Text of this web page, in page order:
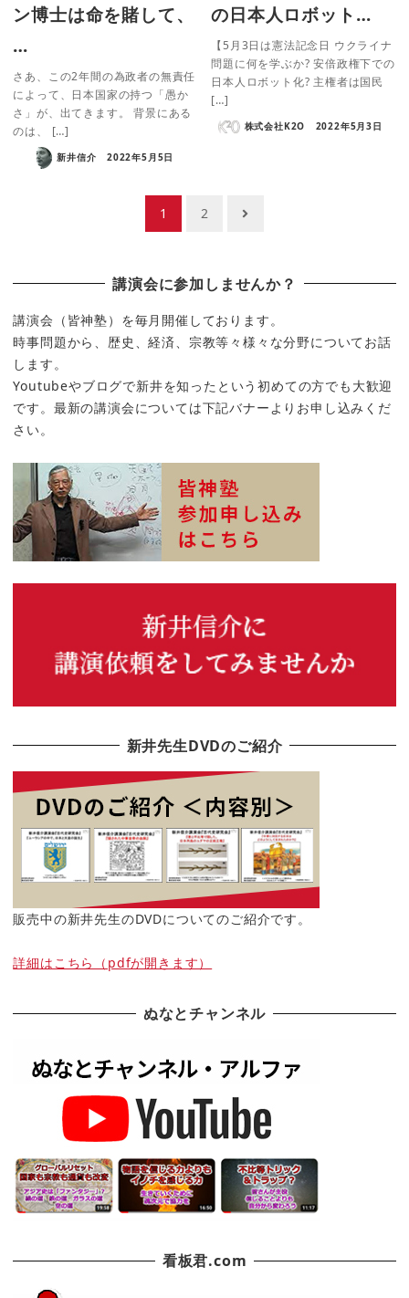
ン博士は命を賭して、
…
さあ、この2年間の為政者の無責任
によって、日本国家の持つ「愚か
さ」が、出てきます。 背景にある
のは、 […]
新井信介 2022年5月5日
の日本人ロボット…
【5月3日は憲法記念日 ウクライナ
問題に何を学ぶか? 安倍政権下での
日本人ロボット化? 主権者は国民
[…]
株式会社K2O 2022年5月3日
ー
ジ
送
り
1 2
講演会に参加しませんか？
講演会（皆神塾）を毎月開催しております。
時事問題から、歴史、経済、宗教等々様々な分野についてお話
します。
Youtubeやブログで新井を知ったという初めての方でも大歓迎
です。最新の講演会については下記バナーよりお申し込みくだ
さい。
新井先生DVDのご紹介
販売中の新井先生のDVDについてのご紹介です。
詳細はこちら（pdfが開きます）
ぬなとチャンネル
看板君.com